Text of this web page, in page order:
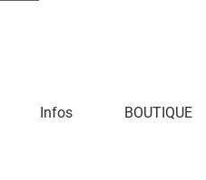
Infos BOUTIQUE